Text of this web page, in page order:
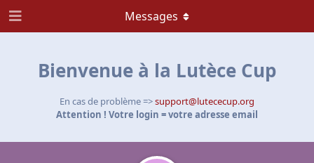
Bienvenue à la Lutèce Cup
En cas de problème =>support@lutececup.org
Attention ! Votre login = votre adresse email
Messages